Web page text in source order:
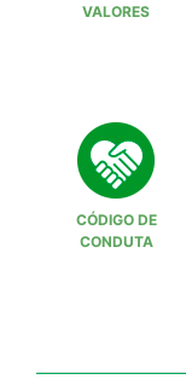
VALORES
CÓDIGO DE
CONDUTA